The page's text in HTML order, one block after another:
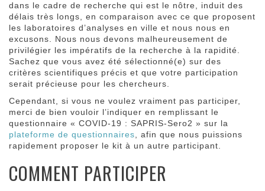
dans le cadre de recherche qui est le nôtre, induit des
délais très longs, en comparaison avec ce que proposent
les laboratoires d’analyses en ville et nous nous en
excusons. Nous nous devons malheureusement de
privilégier les impératifs de la recherche à la rapidité.
Sachez que vous avez été sélectionné(e) sur des
critères scientifiques précis et que votre participation
serait précieuse pour les chercheurs.
Cependant, si vous ne voulez vraiment pas participer,
merci de bien vouloir l’indiquer en remplissant le
questionnaire « COVID-19 : SAPRIS-Sero2 » sur la
plateforme de questionnaires, afin que nous puissions
rapidement proposer le kit à un autre participant.
COMMENT PARTICIPER